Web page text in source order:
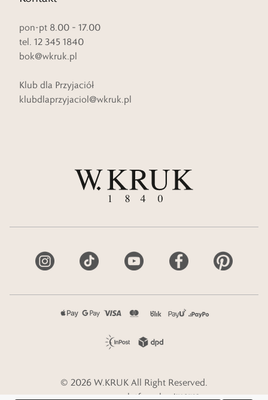
pon-pt 8.00 – 17.00
tel. 12 345 1840
bok@wkruk.pl
Klub dla Przyjaciół
klubdlaprzyjaciol@wkruk.pl
© 2026 W.KRUK All Right Reserved.
e-commerce platform by